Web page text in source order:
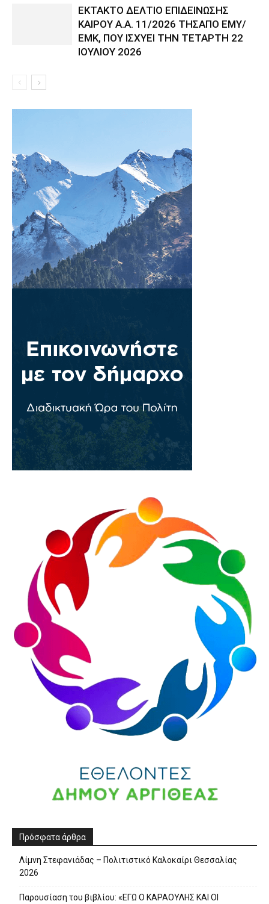
ΕΚΤΑΚΤΟ ΔΕΛΤΙΟ ΕΠΙΔΕΙΝΩΣΗΣ
ΚΑΙΡΟΥ Α.Α. 11/2026 ΤΗΣΑΠΟ ΕΜΥ/
ΕΜΚ, ΠΟΥ ΙΣΧΥΕΙ ΤΗΝ ΤΕΤΑΡΤΗ 22
ΙΟΥΛΙΟΥ 2026
Πρόσφατα άρθρα
Λίμνη Στεφανιάδας – Πολιτιστικό Καλοκαίρι Θεσσαλίας
2026
Παρουσίαση του βιβλίου: «ΕΓΩ Ο ΚΑΡΑΟΥΛΗΣ ΚΑΙ ΟΙ